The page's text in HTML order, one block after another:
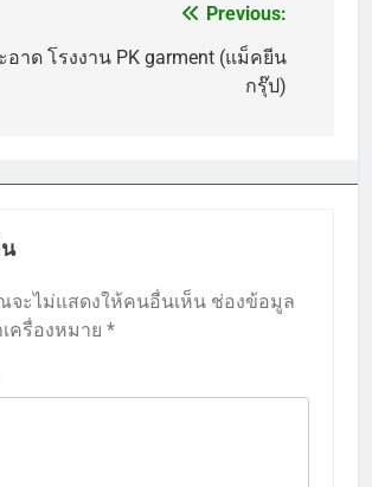
Previous:
าด โรงงาน PK garment (แม็คยีน
กรุ๊ป)
จะไม่แสดงให้คนอื่นเห็น ช่องข้อมูล
ครื่องหมาย *